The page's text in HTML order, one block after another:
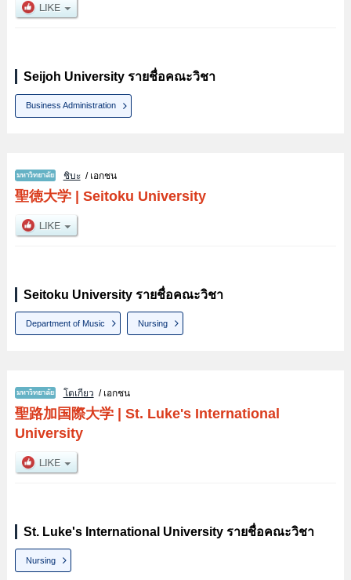
Seijoh University รายชื่อคณะวิชา
Business Administration
ชิบะ/ เอกชน
聖徳大学| Seitoku University
Seitoku University รายชื่อคณะวิชา
Department of Music Nursing
โตเกียว / เอกชน
聖路加国際大学| St. Luke's International
University
St. Luke's International University รายชื่อคณะวิชา
Nursing